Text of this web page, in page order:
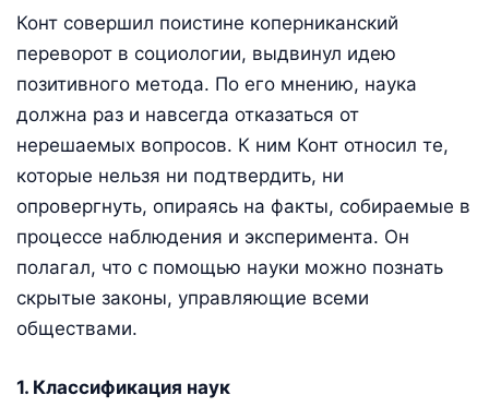
Конт совершил поистине коперниканский
переворот в социологии, выдвинул идею
позитивного метода. По его мнению, наука
должна раз и навсегда отказаться от
нерешаемых вопросов. К ним Конт относил те,
которые нельзя ни подтвердить, ни
опровергнуть, опираясь на факты, собираемые в
процессе наблюдения и эксперимента. Он
полагал, что с помощью науки можно познать
скрытые законы, управляющие всеми
обществами.
1. Классификация наук